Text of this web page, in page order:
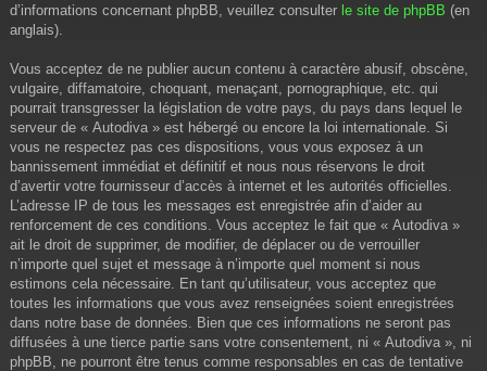
d’informations concernant phpBB, veuillez consulter le site de phpBB (en
anglais).
Vous acceptez de ne publier aucun contenu à caractère abusif, obscène,
vulgaire, diffamatoire, choquant, menaçant, pornographique, etc. qui
pourrait transgresser la législation de votre pays, du pays dans lequel le
serveur de « Autodiva » est hébergé ou encore la loi internationale. Si
vous ne respectez pas ces dispositions, vous vous exposez à un
bannissement immédiat et définitif et nous nous réservons le droit
d’avertir votre fournisseur d’accès à internet et les autorités officielles.
L’adresse IP de tous les messages est enregistrée afin d’aider au
renforcement de ces conditions. Vous acceptez le fait que « Autodiva »
ait le droit de supprimer, de modifier, de déplacer ou de verrouiller
n’importe quel sujet et message à n’importe quel moment si nous
estimons cela nécessaire. En tant qu’utilisateur, vous acceptez que
toutes les informations que vous avez renseignées soient enregistrées
dans notre base de données. Bien que ces informations ne seront pas
diffusées à une tierce partie sans votre consentement, ni « Autodiva », ni
phpBB, ne pourront être tenus comme responsables en cas de tentative